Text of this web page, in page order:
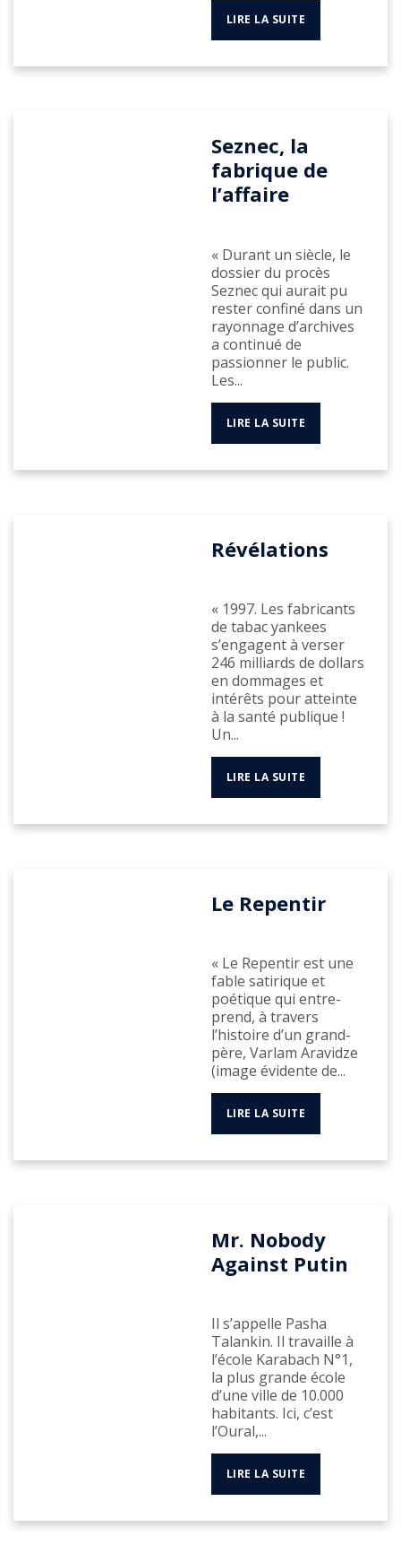
LIRE LA SUITE
Seznec, la
fabrique de
l’affaire
« Durant un siècle, le
dossier du procès
Seznec qui aurait pu
rester confiné dans un
rayonnage d’archives
a continué de
passionner le public.
Les...
LIRE LA SUITE
Révélations
« 1997. Les fabricants
de tabac yankees
s’engagent à verser
246 milliards de dollars
en dommages et
intérêts pour atteinte
à la santé publique !
Un...
LIRE LA SUITE
Le Repentir
« Le Repentir est une
fable satirique et
poétique qui entre-
prend, à travers
l’histoire d’un grand-
père, Varlam Aravidze
(image évidente de...
LIRE LA SUITE
Mr. Nobody
Against Putin
Il s’appelle Pasha
Talankin. Il travaille à
l’école Karabach N°1,
la plus grande école
d’une ville de 10.000
habitants. Ici, c’est
l’Oural,...
LIRE LA SUITE